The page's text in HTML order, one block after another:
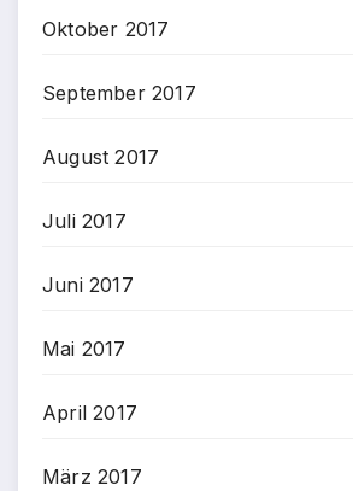
Oktober 2017
September 2017
August 2017
Juli 2017
Juni 2017
Mai 2017
April 2017
März 2017